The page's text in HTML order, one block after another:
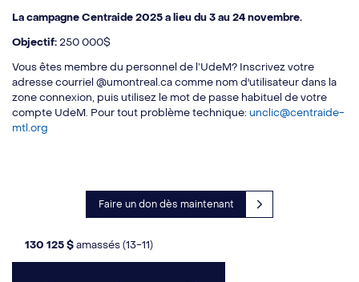
La campagne Centraide 2025 a lieu du 3 au 24 novembre.
Objectif:250 000$
Vous êtes membre du personnel de l’UdeM? Inscrivez votre
adresse courriel @umontreal.ca comme nom d'utilisateur dans la
zone connexion, puis utilisez le mot de passe habituel de votre
compte UdeM. Pour tout problème technique: unclic@centraide-
mtl.org
Faire un don dès maintenant
130 125 $amassés (13-11)